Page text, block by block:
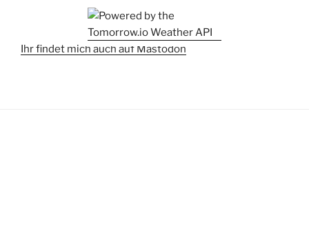
Ihr findet mich auch auf Mastodon